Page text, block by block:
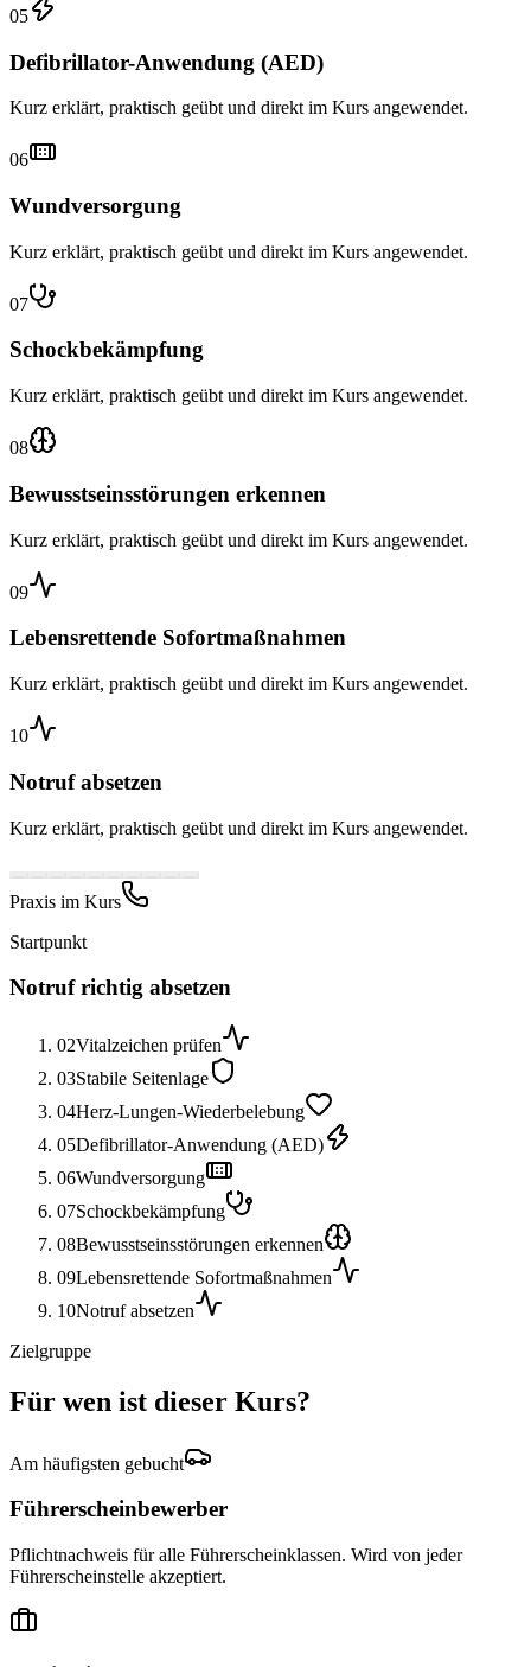
05
Defibrillator-Anwendung (AED)
Kurz erklärt, praktisch geübt und direkt im Kurs angewendet.
06
Wundversorgung
Kurz erklärt, praktisch geübt und direkt im Kurs angewendet.
07
Schockbekämpfung
Kurz erklärt, praktisch geübt und direkt im Kurs angewendet.
08
Bewusstseinsstörungen erkennen
Kurz erklärt, praktisch geübt und direkt im Kurs angewendet.
09
Lebensrettende Sofortmaßnahmen
Kurz erklärt, praktisch geübt und direkt im Kurs angewendet.
10
Notruf absetzen
Kurz erklärt, praktisch geübt und direkt im Kurs angewendet.
Praxis im Kurs
Startpunkt
Notruf richtig absetzen
02Vitalzeichen prüfen
03Stabile Seitenlage
04Herz-Lungen-Wiederbelebung
05Defibrillator-Anwendung (AED)
06Wundversorgung
07Schockbekämpfung
08Bewusstseinsstörungen erkennen
09Lebensrettende Sofortmaßnahmen
10Notruf absetzen
Zielgruppe
Für wen ist dieser Kurs?
Am häufigsten gebucht
Führerscheinbewerber
Pflichtnachweis für alle Führerscheinklassen. Wird von jeder
Führerscheinstelle akzeptiert.